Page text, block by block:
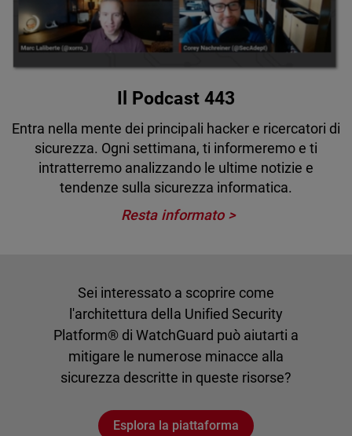
Il Podcast 443
Entra nella mente dei principali hacker e ricercatori di
sicurezza. Ogni settimana, ti informeremo e ti
intratterremo analizzando le ultime notizie e
tendenze sulla sicurezza informatica.
Resta informato
Sei interessato a scoprire come
l'architettura della Unified Security
Platform® di WatchGuard può aiutarti a
mitigare le numerose minacce alla
sicurezza descritte in queste risorse?
Esplora la piattaforma